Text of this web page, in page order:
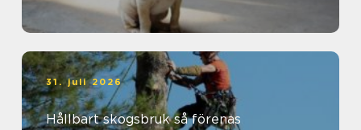
31. juli 2026
Hållbart skogsbruk så förenas